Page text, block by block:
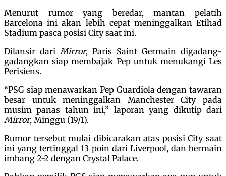
Menurut rumor yang beredar, mantan pelatih
Barcelona ini akan lebih cepat meninggalkan Etihad
Stadium pasca posisi City saat ini.
Dilansir dari Mirror, Paris Saint Germain digadang-
gadangkan siap membajak Pep untuk menukangi Les
Perisiens.
“PSG siap menawarkan Pep Guardiola dengan tawaran
besar untuk meninggalkan Manchester City pada
musim panas tahun ini,” laporan yang dikutip dari
Mirror, Minggu (19/1).
Rumor tersebut mulai dibicarakan atas posisi City saat
ini yang tertinggal 13 poin dari Liverpool, dan bermain
imbang 2-2 dengan Crystal Palace.